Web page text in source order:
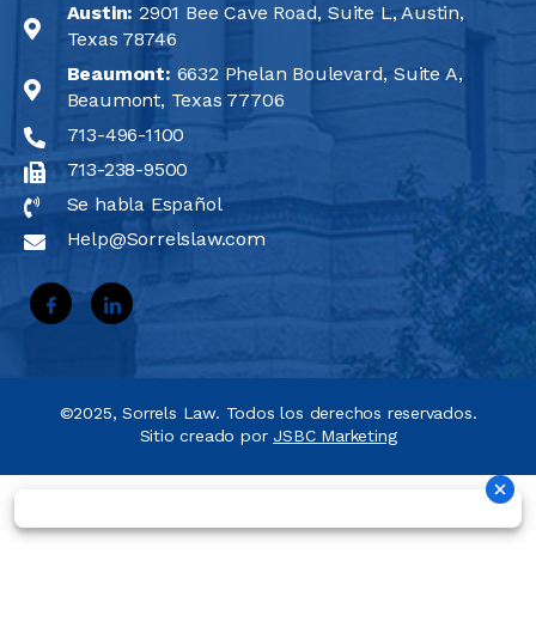
Austin: 2901 Bee Cave Road, Suite L, Austin,
Texas 78746
Beaumont: 6632 Phelan Boulevard, Suite A,
Beaumont, Texas 77706
713-496-1100
713-238-9500
Se habla Español
Help@Sorrelslaw.com
©2025, Sorrels Law. Todos los derechos reservados.
Sitio creado por JSBC Marketing